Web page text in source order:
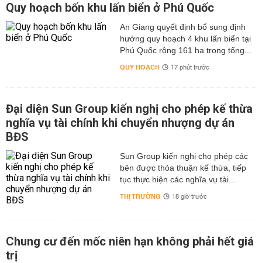
Quy hoạch bốn khu lấn biển ở Phú Quốc
An Giang quyết định bổ sung định
hướng quy hoạch 4 khu lấn biển tại
Phú Quốc rộng 161 ha trong tổng...
QUY HOẠCH 17 phút trước
Đại diện Sun Group kiến nghị cho phép kế thừa
nghĩa vụ tài chính khi chuyển nhượng dự án
BĐS
Sun Group kiến nghị cho phép các
bên được thỏa thuận kế thừa, tiếp
tục thực hiện các nghĩa vụ tài...
THỊ TRƯỜNG 18 giờ trước
Chung cư đến mốc niên hạn không phải hết giá
trị